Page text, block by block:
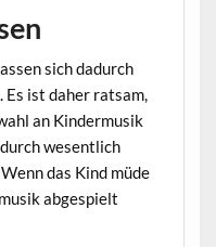
sich dadurch
ist daher ratsam,
an Kindermusik
wesentlich
das Kind müde
abgespielt